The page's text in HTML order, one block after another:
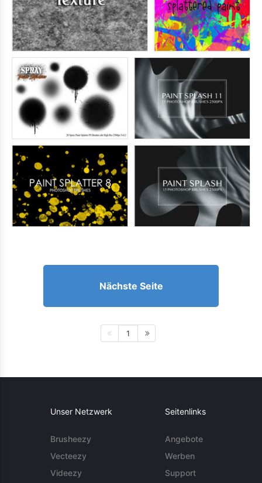
Nächste Seite
1
Unser Netzwerk
Brusheezy
Vecteezy
Videezy
Seitenlinks
Angebote
Werben
Support